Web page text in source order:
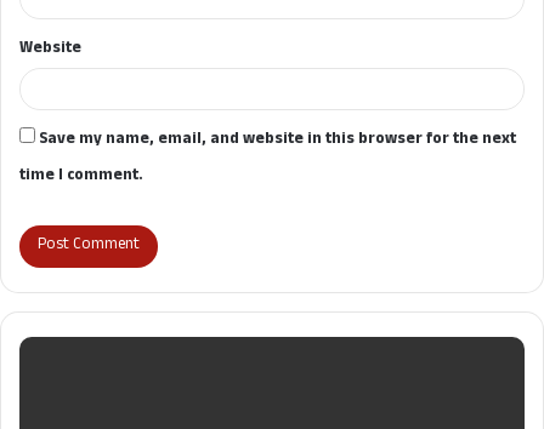
Website
Save my name, email, and website in this browser for the next
time I comment.